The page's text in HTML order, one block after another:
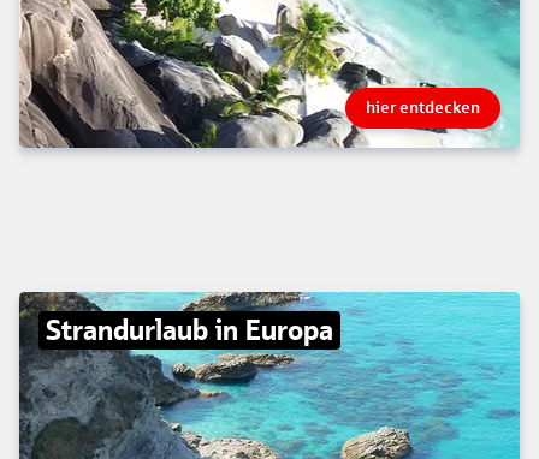
hier entdecken
Strandurlaub in Europa